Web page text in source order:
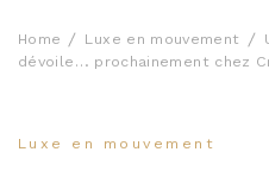
Home Luxe en mouvement
dévoile… prochainement chez
Luxe en mouvement